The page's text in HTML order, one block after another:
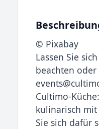
© Pixabay
Lassen Sie
beachten
Cultimo-
kulinarisch
Sie sich dafür